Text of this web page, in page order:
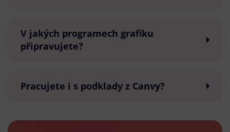
V jakých programech grafiku
připravujete?
Pracujete i s podklady z Canvy?